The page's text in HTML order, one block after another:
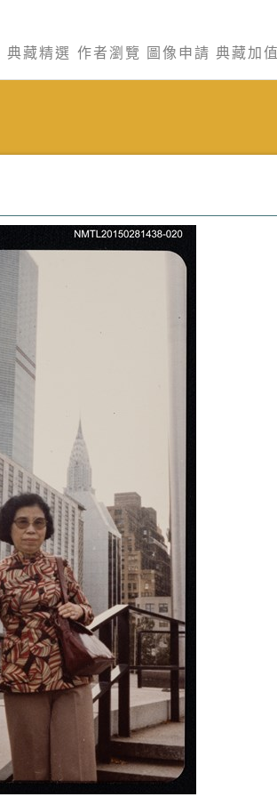
典藏精選 作者瀏覽 圖像申請 典藏加值